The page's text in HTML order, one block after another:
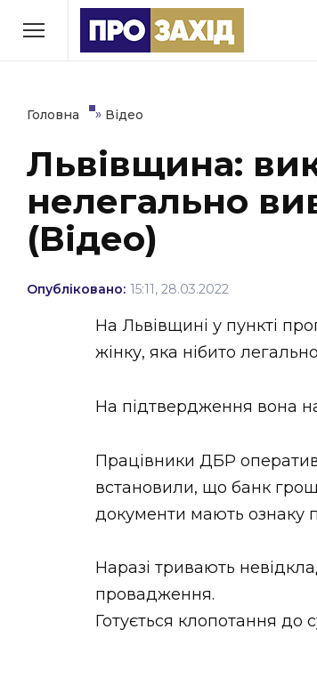
РУБРИКИ
Економіка
Політика Соціум
Втрачений Ужгород
(відеоверсія)
ЗАКАРПАТСЬКІ
НОВИНИ ЗАХІДНОЇ
ФОТО
ВІДЕО
Головна » Відео
Львівщина:
нелегально
(Відео)
Опубліковано: 15:11, 28.03.2022
На Львівщині у пункті
жінку, яка нібито
На підтвердження вона
Працівники ДБР
встановили, що банк
документи мають ознаку
Наразі тривають
провадження.
Готується клопотання